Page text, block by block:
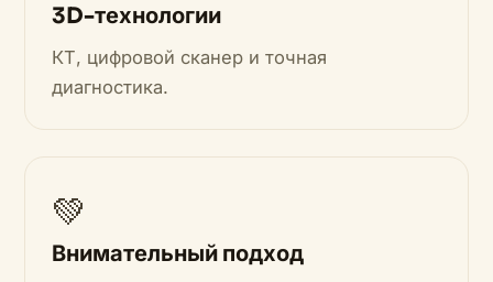
3D-технологии
КТ, цифровой сканер и точная
диагностика.
💚
Внимательный подход